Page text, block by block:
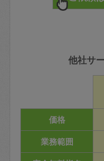
他社サ
価格
業務範囲